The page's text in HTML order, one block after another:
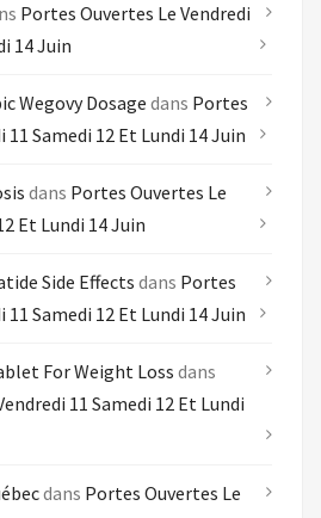
Portes Ouvertes Le Vendredi
14 Juin
Wegovy Dosage dans Portes
11 Samedi 12 Et Lundi 14 Juin
dans Portes Ouvertes Le
Et Lundi 14 Juin
Side Effects dans Portes
11 Samedi 12 Et Lundi 14 Juin
For Weight Loss dans
11 Samedi 12 Et Lundi
dans Portes Ouvertes Le